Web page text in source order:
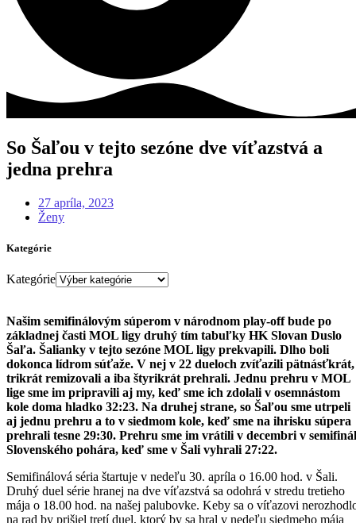
So Šaľou v tejto sezóne dve víťazstvá a
jedna prehra
27 apríla, 2023
Ženy
Kategórie
Kategórie
Našim semifinálovým súperom v národnom play-off bude po
základnej časti MOL ligy druhý tím tabuľky HK Slovan Duslo
Šaľa. Šalianky v tejto sezóne MOL ligy prekvapili. Dlho boli
dokonca lídrom súťaže. V nej v 22 dueloch zvíťazili pätnásťkrát,
trikrát remizovali a iba štyrikrát prehrali. Jednu prehru v MOL
lige sme im pripravili aj my, keď sme ich zdolali v osemnástom
kole doma hladko 32:23. Na druhej strane, so Šaľou sme utrpeli
aj jednu prehru a to v siedmom kole, keď sme na ihrisku súpera
prehrali tesne 29:30. Prehru sme im vrátili v decembri v
Slovenského pohára, keď sme v Šali vyhrali 27:22.
Semifinálová séria štartuje v nedeľu 30. apríla o 16.00 hod. v Šali.
Druhý duel série hranej na dve víťazstvá sa odohrá v stredu tretieho
mája o 18.00 hod. na našej palubovke. Keby sa o víťazovi
na rad by prišiel tretí duel, ktorý by sa hral v nedeľu siedmeho mája